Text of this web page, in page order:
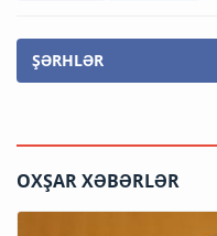
ŞƏRHLƏR
OXŞAR XƏBƏRLƏR